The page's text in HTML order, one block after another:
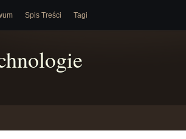
Spis Treści Tagi